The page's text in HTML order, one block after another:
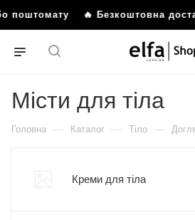
поштомату 🔥 Безкоштовна
Місти для тіла
Головна — Каталог — Тіло —
Креми для тіла